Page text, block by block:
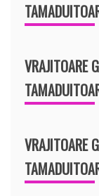
VRAJITOARE
VRAJITOARE